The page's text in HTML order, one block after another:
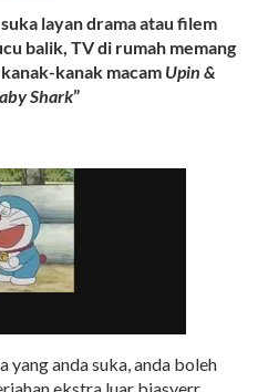
layan drama atau filem
balik, TV di rumah memang
kanak macam Upin &
Shark”
yang anda suka, anda boleh